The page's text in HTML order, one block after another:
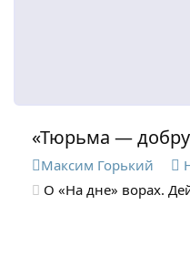
«Тюрьма —
Максим Горький
О «На дне» ворах.